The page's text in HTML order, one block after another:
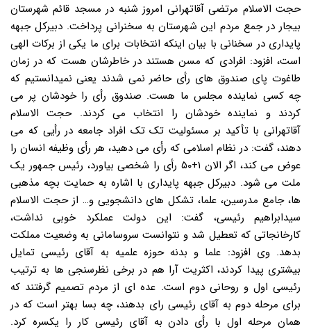
حجت الاسلام مرتضی آقاتهرانی امروز شنبه در مسجد قائم شهرستان
بیجار در جمع مردم این شهرستان به سخنرانی پرداخت. دبیرکل جبهه
پایداری در سخنانی با بیان اینکه انتخابات برای ما یکی از برکات الهی
است، افزود: افرادی که مسن هستند در خاطرشان هست که در زمان
طاغوت پای صندوق های رأی حاضر نمی شدند یعنی نمیدانستیم که
چه کسی نماینده مجلس ما هست. صندوق رأی را خودشان پر می
کردند و نماینده خودشان را انتخاب می کردند. حجت الاسلام
آقاتهرانی با تأکید بر مسئولیت تک تک افراد جامعه در رأیی که می
دهند، گفت: در نظام اسلامی که رأی می دهید، هر رأی وظیفه انسان را
عوض می کند، اگر الان ۱+۵۰ رأی را شخصی بیاورد، رئیس جمهور یک
ملت می شود. دبیرکل جبهه پایداری با اشاره به حمایت بچه مذهبی
ها، جامع مدرسین، علما، تشکل های دانشجویی و… از حجت الاسلام
سیدابراهیم رئیسی، گفت: این دولت عملکرد خوبی نداشت،
کارخانجاتی که تعطیل شد و نتوانست سروسامانی به وضعیت مملکت
بدهد. وی افزود: علما و بدنه حوزه علمیه به آقای رئیسی تمایل
بیشتری پیدا کردند، اکثریت آرا هم در برخی نظرسنجی ها به ترتیب
رئیسی اول و روحانی دوم است. عده ای از مردم تصمیم گرفتند که
برای مرحله دوم به آقای رئیسی رای بدهند، چه بسا بهتر است که در
همان مرحله اول با رأی دادن به آقای رئیسی کار را یکسره کرد.